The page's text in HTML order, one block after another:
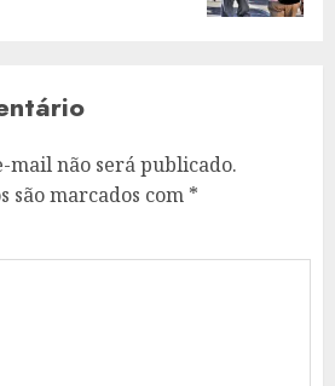
mail não será publicado.
são marcados com *